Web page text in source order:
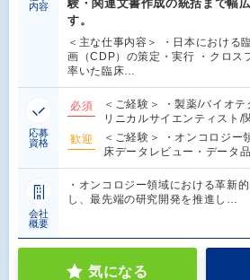
内容
験・関連文書作成の統括まで幅
す。
＜主な仕事内容＞ ・日本における
画（CDP）の策定・実行 ・クロス
率いた臨床…
応募
資格
必須
＜ご経験＞ ・製薬/バイオ
リニカルサイエンティスト/
歓迎
＜ご経験＞ ・オンコロジー
床データレビュー・データ
会社
概要
・オンコロジー領域における革新
し、最先端の研究開発を推進し…
気になる